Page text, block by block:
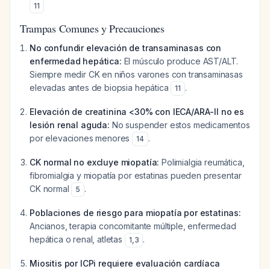
11
Trampas Comunes y Precauciones
No confundir elevación de transaminasas con
enfermedad hepática: El músculo produce AST/ALT.
Siempre medir CK en niños varones con transaminasas
elevadas antes de biopsia hepática
11 .
Elevación de creatinina <30% con IECA/ARA-II no es
lesión renal aguda: No suspender estos medicamentos
por elevaciones menores
14 .
CK normal no excluye miopatía: Polimialgia reumática,
fibromialgia y miopatía por estatinas pueden presentar
CK normal
5 .
Poblaciones de riesgo para miopatía por estatinas:
Ancianos, terapia concomitante múltiple, enfermedad
hepática o renal, atletas
1,3 .
Miositis por ICPi requiere evaluación cardíaca